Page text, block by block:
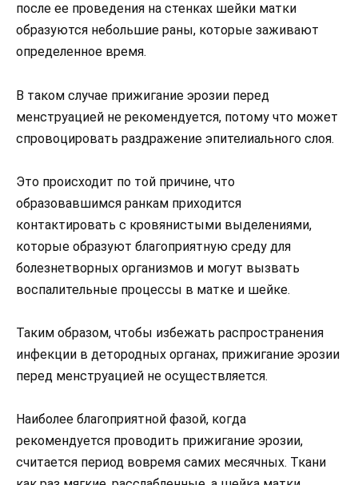
после ее проведения на стенках шейки матки
образуются небольшие раны, которые заживают
определенное время.
В таком случае прижигание эрозии перед
менструацией не рекомендуется, потому что может
спровоцировать раздражение эпителиального слоя.
Это происходит по той причине, что
образовавшимся ранкам приходится
контактировать с кровянистыми выделениями,
которые образуют благоприятную среду для
болезнетворных организмов и могут вызвать
воспалительные процессы в матке и шейке.
Таким образом, чтобы избежать распространения
инфекции в детородных органах, прижигание эрозии
перед менструацией не осуществляется.
Наиболее благоприятной фазой, когда
рекомендуется проводить прижигание эрозии,
считается период вовремя самих месячных. Ткани